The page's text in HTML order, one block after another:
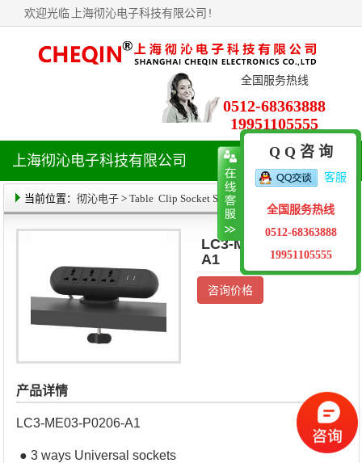
欢迎光临 上海彻沁电子科技有限公司 !
全国服务热线
0512-68363888
19951105555
航
单
上海彻沁电子科技有限公司
当前位置： 彻沁电子> Table Clip Socket Series
LC3-ME03-P0206-
A1
咨询价格
产品详情
LC3-ME03-P0206-A1
● 3 ways Universal sockets
Q Q 咨 询
客服
全国服务热线
0512-68363888
19951105555